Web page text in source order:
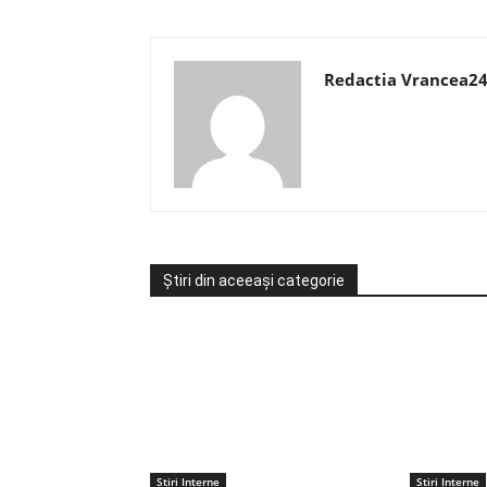
Redactia Vrancea24
Știri din aceeași categorie
Stiri Interne Stiri Interne